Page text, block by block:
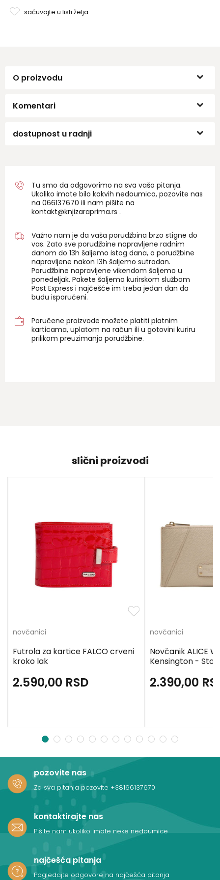
sačuvajte u listi želja
O proizvodu
Komentari
dostupnost u radnji
Tu smo da odgovorimo na sva vaša pitanja.
Ukoliko imate bilo kakvih nedoumica, pozovite nas
na 066137670 ili nam pišite na
kontakt@knjizaraprima.rs .
Važno nam je da vaša porudžbina brzo stigne do
vas. Zato sve porudžbine napravljene radnim
danom do 13h šaljemo istog dana, a porudžbine
napravljene nakon 13h šaljemo sutradan.
Porudžbine napravljene vikendom šaljemo u
ponedeljak. Pakete šaljemo kurirskom službom
Post Express i najčešće im treba jedan dan da
budu isporučeni.
Poručene proizvode možete platiti platnim
karticama, uplatom na račun ili u gotovini kuriru
prilikom preuzimanja porudžbine.
slični proizvodi
novčanici
Futrola za kartice FALCO crveni
kroko lak
2.590,00 RSD
novčanici
Novčanik ALICE
Kensington -
2.390,00
1 2 3 4 5 6 7 8 9 10 11 12
pozovite nas
Za sva pitanja pozovite +38166137670
kontaktirajte nas
Pišite nam ukoliko imate neke nedoumice
najčešća pitanja
Pogledajte odgovore na najčešća pitanja